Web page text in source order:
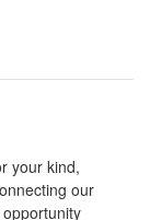
your kind,
our